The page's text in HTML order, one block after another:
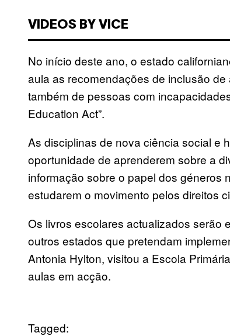
VIDEOS BY VICE
No início deste ano, o estado
aula as recomendações de inclusão
também de pessoas com
Education Act”.
As disciplinas de nova ciência social e
oportunidade de aprenderem sobre a
informação sobre o papel dos géneros
estudarem o movimento pelos direitos
Os livros escolares actualizados serão
outros estados que pretendam
Antonia Hylton, visitou a Escola
aulas em acção.
Tagged: